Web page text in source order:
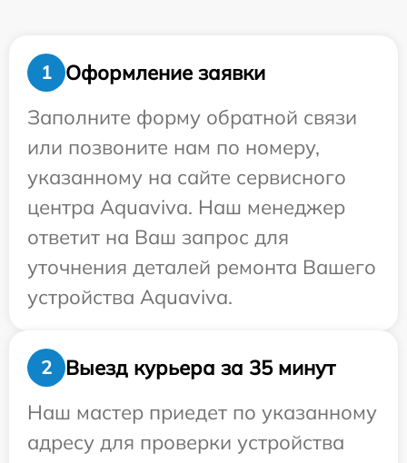
1
Оформление заявки
Заполните форму обратной связи
или позвоните нам по номеру,
указанному на сайте сервисного
центра Aquaviva. Наш менеджер
ответит на Ваш запрос для
уточнения деталей ремонта Вашего
устройства Aquaviva.
2
Выезд курьера за 35 минут
Наш мастер приедет по указанному
адресу для проверки устройства